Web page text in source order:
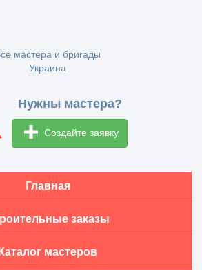
мастера и бригады
Украина
Нужны мастера?
Создайте заявку
Главная
заказы
Каталог мастеров